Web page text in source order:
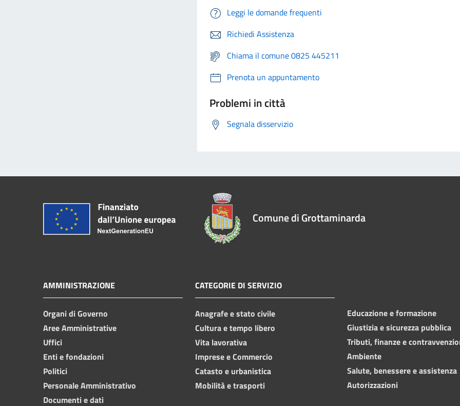
Leggi le domande frequenti
Richiedi Assistenza
Chiama il comune 0825 445211
Prenota un appuntamento
Problemi in città
Segnala disservizio
Comune di Grottaminarda
AMMINISTRAZIONE
Organi di Governo
Aree Amministrative
Uffici
Enti e fondazioni
Politici
Personale Amministrativo
Documenti e dati
CATEGORIE DI SERVIZIO
Anagrafe e stato civile
Cultura e tempo libero
Vita lavorativa
Imprese e Commercio
Catasto e urbanistica
Mobilità e trasporti
Educazione e formazione
Giustizia e sicurezza pubblica
Tributi, finanze e
Ambiente
Salute, benessere e assistenza
Autorizzazioni